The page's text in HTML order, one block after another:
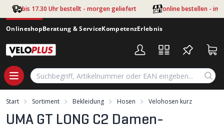
Zum Hauptinhalt springen
bis 17.30 Uhr bestellt - morgen geliefert online bestellen - im
OnlineshopBeratung & ServiceKompetenzErlebnis
Start Sortiment Bekleidung Hosen Velohosen kurz
UMA GT LONG C2 Damen-